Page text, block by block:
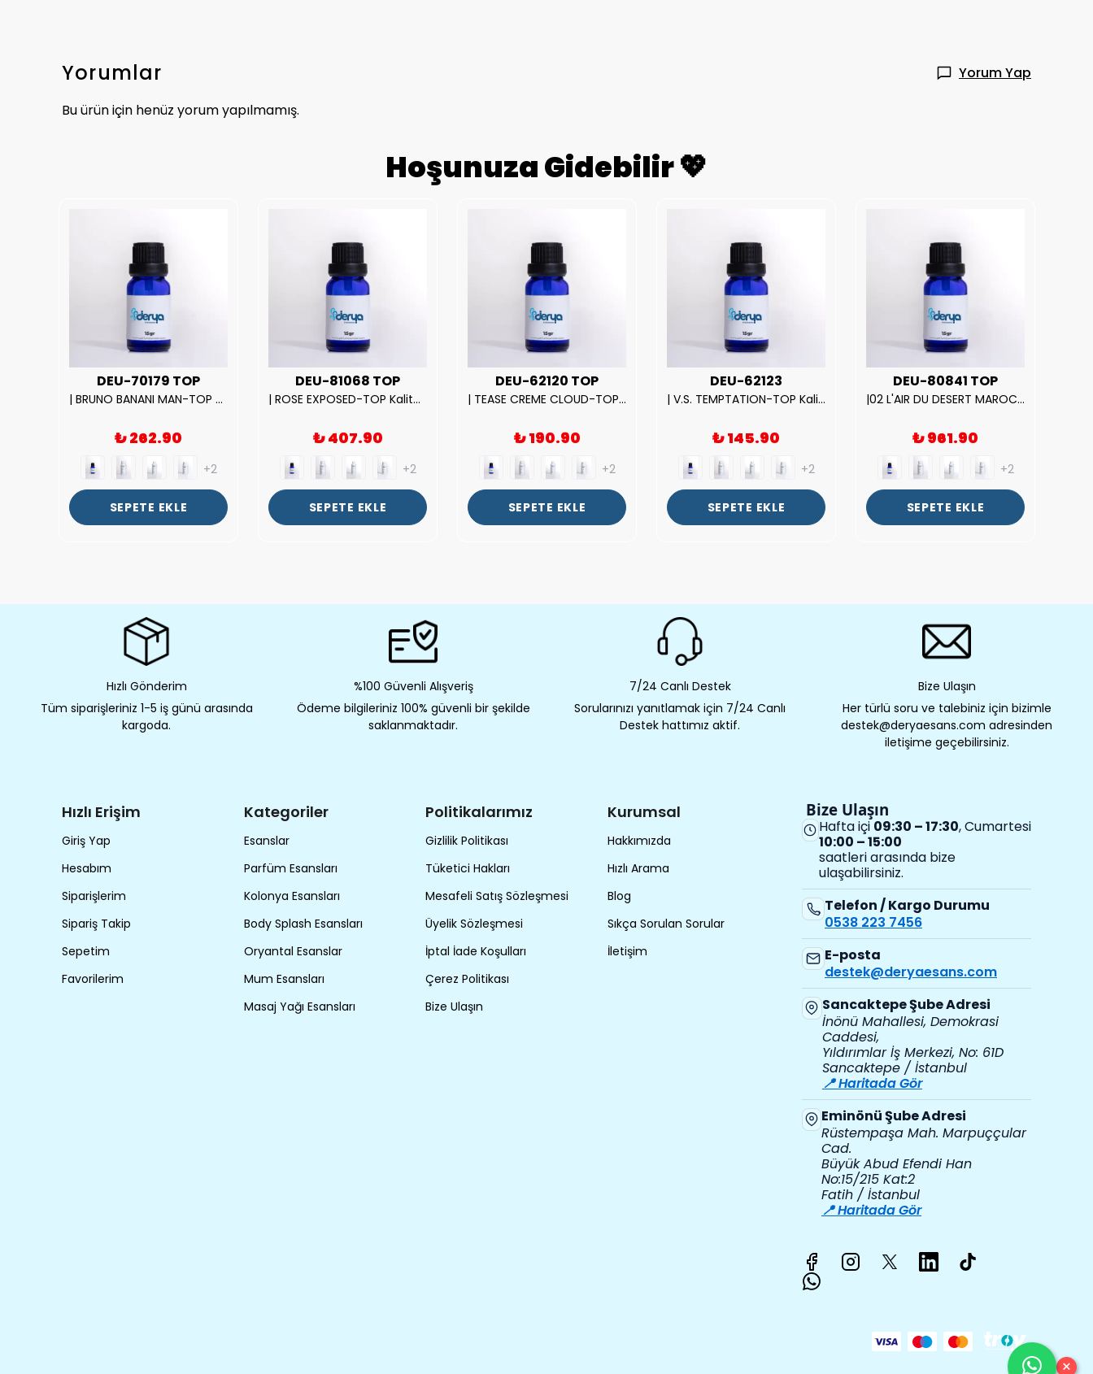
Yorumlar
Yorum Yap
Bu ürün için henüz yorum yapılmamış.
Hoşunuza Gidebilir 💖
DEU-70179 TOP
| BRUNO BANANI MAN-TOP Kalite Erkek Parfüm Esansı.|
₺ 262.90
+2
SEPETE EKLE
DEU-81068 TOP
| ROSE EXPOSED-TOP Kalite Unısex Parfüm Esansı.|
₺ 407.90
+2
SEPETE EKLE
DEU-62120 TOP
| TEASE CREME CLOUD-TOP Kalite Kadın Parfüm Esansı.|
₺ 190.90
+2
SEPETE EKLE
DEU-62123
| V.S. TEMPTATION-TOP Kalite Kadın Parfüm Esansı.|
₺ 145.90
+2
SEPETE EKLE
DEU-80841 TOP
|02 L'AIR DU DESERT MAROCAIN-TOP Kalite Unısex Parfüm Esansı.|
₺ 961.90
+2
SEPETE EKLE
Hızlı Gönderim
Tüm siparişleriniz 1-5 iş günü arasında
kargoda.
%100 Güvenli Alışveriş
Ödeme bilgileriniz 100% güvenli bir şekilde
saklanmaktadır.
7/24 Canlı Destek
Sorularınızı yanıtlamak için 7/24 Canlı
Destek hattımız aktif.
Bize Ulaşın
Her türlü soru ve talebiniz için bizimle
destek@deryaesans.com adresinden
iletişime geçebilirsiniz.
Hızlı Erişim
Giriş Yap
Hesabım
Siparişlerim
Sipariş Takip
Sepetim
Favorilerim
Kategoriler
Esanslar
Parfüm Esansları
Kolonya Esansları
Body Splash Esansları
Oryantal Esanslar
Mum Esansları
Masaj Yağı Esansları
Politikalarımız
Gizlilik Politikası
Tüketici Hakları
Mesafeli Satış Sözleşmesi
Üyelik Sözleşmesi
İptal İade Koşulları
Çerez Politikası
Bize Ulaşın
Kurumsal
Hakkımızda
Hızlı Arama
Blog
Sıkça Sorulan Sorular
İletişim
Bize Ulaşın
Hafta içi 09:30 – 17:30, Cumartesi
10:00 – 15:00
saatleri arasında bize
ulaşabilirsiniz.
Telefon / Kargo Durumu
0538 223 7456
E-posta
destek@deryaesans.com
Sancaktepe Şube Adresi
İnönü Mahallesi, Demokrasi
Caddesi,
Yıldırımlar İş Merkezi, No: 61D
Sancaktepe / İstanbul
📍 Haritada Gör
Eminönü Şube Adresi
Rüstempaşa Mah. Marpuççular
Cad.
Büyük Abud Efendi Han
No:15/215 Kat:2
Fatih / İstanbul
📍 Haritada Gör
×